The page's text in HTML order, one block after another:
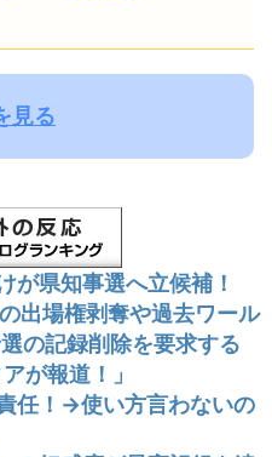
見る
が県知事選へ立候補！
出場権剥奪や過去ワール
の記録削除を要求する
が報道！」
任！→使い方言わないの